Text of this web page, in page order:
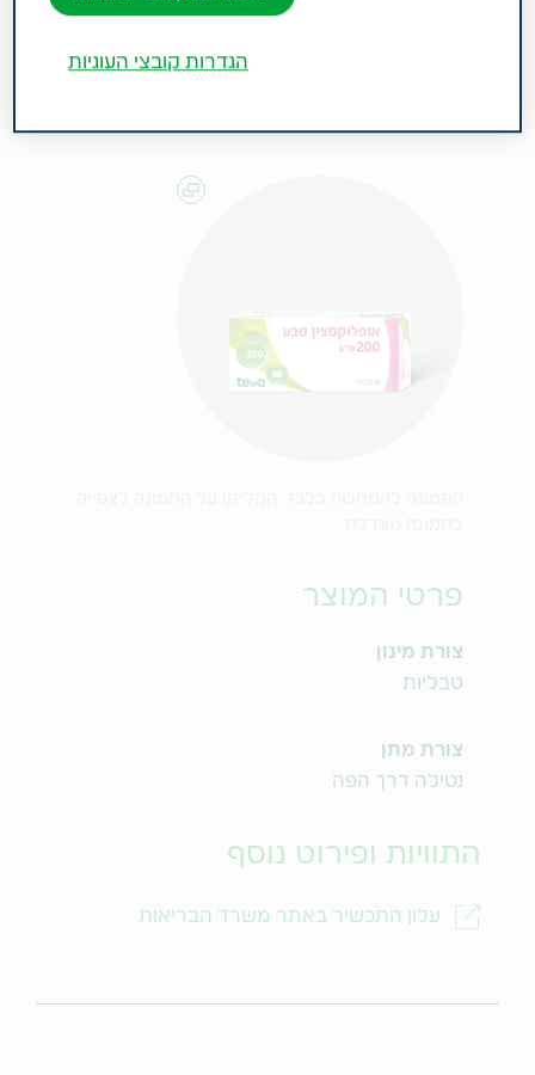
תרפויטית: אנטיביוטיקה מסוג פלואורוקינולינים.
פרטי המוצר
צורת מינון
טבליות
צורת מתן
נטילה דרך הפה
התוויות ופירוט נוסף
עלון התכשיר באתר משרד הבריאות
הגדרות קובצי העוגיות